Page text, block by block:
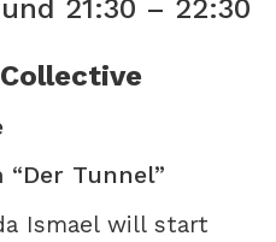
21:30 – 22:30
“Der Tunnel”
Ismael will start